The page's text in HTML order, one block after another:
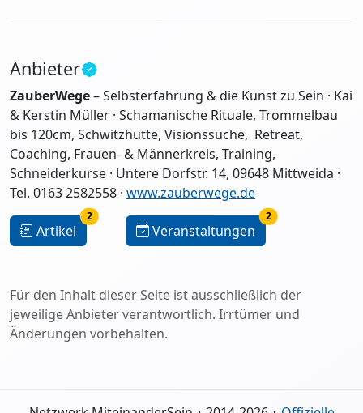
Anbieter
ZauberWege– Selbsterfahrung & die Kunst zu Sein · Kai
& Kerstin Müller · Schamanische Rituale, Trommelbau
bis 120cm, Schwitzhütte, Visionssuche, Retreat,
Coaching, Frauen- & Männerkreis, Training,
Schneiderkurse · Untere Dorfstr. 14, 09648 Mittweida ·
Tel. 0163 2582558 · www.zauberwege.de
Artikel
2
Veranstaltungen
2
Für den Inhalt dieser Seite ist ausschließlich der
jeweilige Anbieter verantwortlich. Irrtümer und
Änderungen vorbehalten.